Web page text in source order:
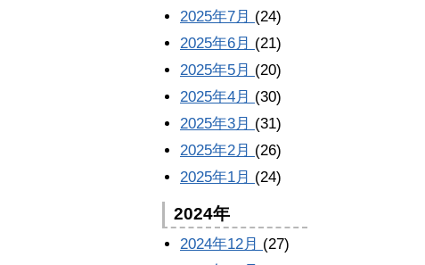
2025年7月 (24)
2025年6月 (21)
2025年5月 (20)
2025年4月 (30)
2025年3月 (31)
2025年2月 (26)
2025年1月 (24)
2024年
2024年12月 (27)